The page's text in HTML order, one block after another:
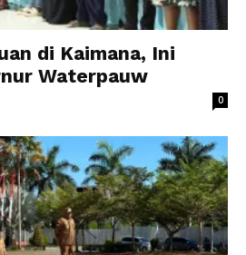
di Kaimana, Ini
Waterpauw
0